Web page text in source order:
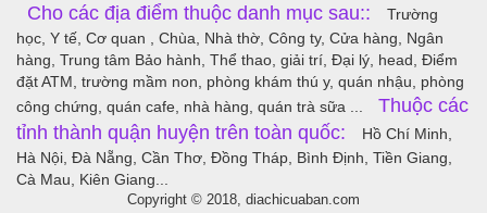
Cho các địa điểm thuộc danh mục sau::
Trường
học, Y tế, Cơ quan , Chùa, Nhà thờ, Công ty, Cửa hàng, Ngân
hàng, Trung tâm Bảo hành, Thể thao, giải trí, Đại lý, head, Điểm
đặt ATM, trường mầm non, phòng khám thú y, quán nhậu, phòng
công chứng, quán cafe, nhà hàng, quán trà sữa ...
Thuộc các
tỉnh thành quận huyện trên toàn quốc:
Hồ Chí Minh,
Hà Nội, Đà Nẵng, Cần Thơ, Đồng Tháp, Bình Định, Tiền Giang,
Cà Mau, Kiên Giang...
Copyright © 2018, diachicuaban.com